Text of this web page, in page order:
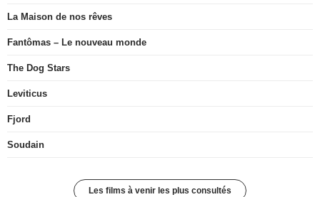
La Maison de nos rêves
Fantômas – Le nouveau monde
The Dog Stars
Leviticus
Fjord
Soudain
Les films à venir les plus consultés